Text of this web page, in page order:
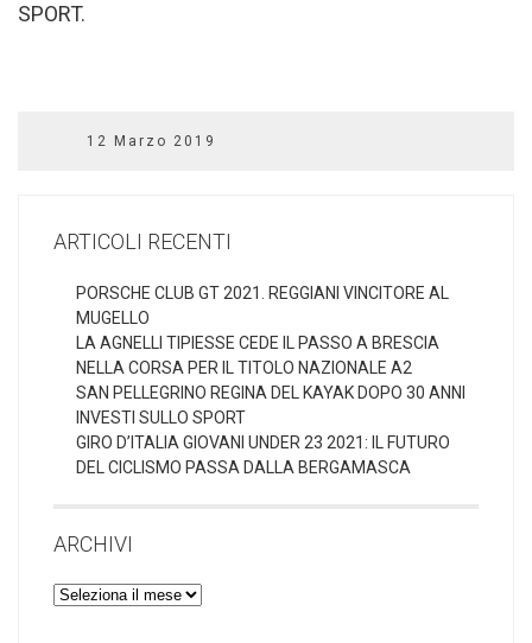
SPORT.
12 Marzo 2019
ARTICOLI RECENTI
PORSCHE CLUB GT 2021. REGGIANI VINCITORE AL
MUGELLO
LA AGNELLI TIPIESSE CEDE IL PASSO A BRESCIA
NELLA CORSA PER IL TITOLO NAZIONALE A2
SAN PELLEGRINO REGINA DEL KAYAK DOPO 30 ANNI
INVESTI SULLO SPORT
GIRO D’ITALIA GIOVANI UNDER 23 2021: IL FUTURO
DEL CICLISMO PASSA DALLA BERGAMASCA
ARCHIVI
Archivi